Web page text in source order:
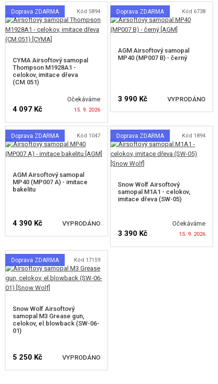
POŠKOZENÉ, POUŽITÉ ZBOŽÍ
NOVINKY
SLEVY, AKCE
KONTAKT
HLÍDAT DOSTUPNOST
Doprava ZDARMA Kód 5894
CYMA Airsoftový samopal
Thompson M1928A1 -
celokov, imitace dřeva
(CM.051)
Očekáváme
4 097 Kč 15. 9. 2026
HLÍDAT DOSTUPNOST
Doprava ZDARMA Kód 6738
AGM Airsoftový samopal
MP40 (MP007 B) - černý
3 990 Kč VYPRODÁNO
HLÍDAT DOSTUPNOST
Doprava ZDARMA Kód 1047
AGM Airsoftový samopal
MP40 (MP007 A) - imitace
bakelitu
4 390 Kč VYPRODÁNO
HLÍDAT DOSTUPNOST
Doprava ZDARMA Kód 1894
Snow Wolf Airsoftový
samopal M1A1 - celokov,
imitace dřeva (SW-05)
Očekáváme
3 390 Kč 15. 9. 2026
Doprava ZDARMA Kód 17159
Snow Wolf Airsoftový
samopal M3 Grease gun,
celokov, el.blowback (SW-06-
01)
5 250 Kč VYPRODÁNO